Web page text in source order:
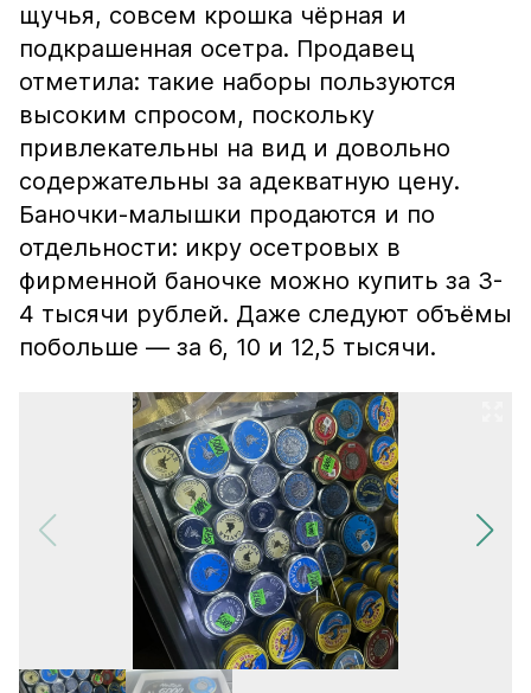
щучья, совсем крошка чёрная и
подкрашенная осетра. Продавец
отметила: такие наборы пользуются
высоким спросом, поскольку
привлекательны на вид и довольно
содержательны за адекватную цену.
Баночки-малышки продаются и по
отдельности: икру осетровых в
фирменной баночке можно купить за 3-
4 тысячи рублей. Даже следуют объёмы
побольше — за 6, 10 и 12,5 тысячи.